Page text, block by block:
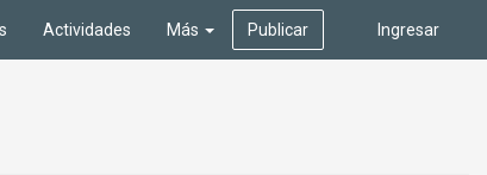
Ingresar
Actividades Más Publicar